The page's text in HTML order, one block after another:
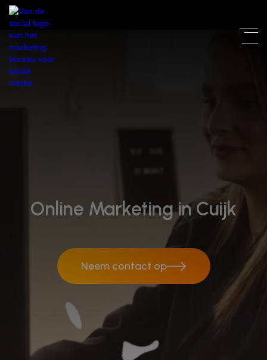
Online Marketing in Cuijk
Neem contact op